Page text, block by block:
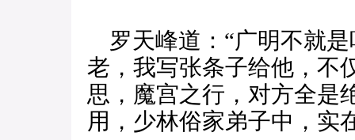
罗天峰道：“广明不就是
老，我写张条子给他，不
思，魔宫之行，对方全是
用，少林俗家弟子中，实